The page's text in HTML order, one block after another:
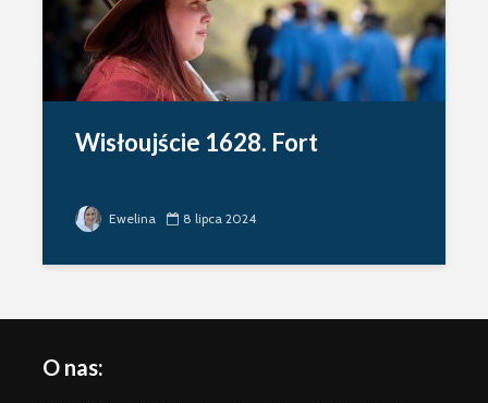
Wisłoujście 1628. Fort
Ewelina 8 lipca 2024
O nas: